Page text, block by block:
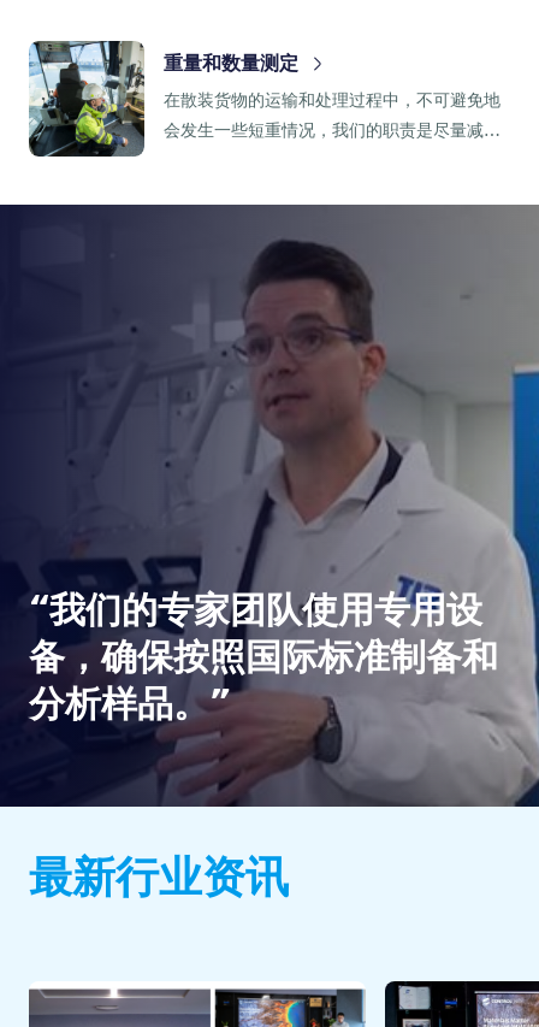
重量和数量测定
在散装货物的运输和处理过程中，不可避免地
会发生一些短重情况，我们的职责是尽量减少
“我们的专家团队使用专用设
备，确保按照国际标准制备和
分析样品。”
最新行业资讯